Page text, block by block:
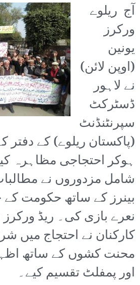
آج ریلوے
ورکرز
یونین
(اوپن لائن)
نے لاہور
ڈسٹرکٹ
سپرنٹنڈنٹ
(پاکستان ریلوے) کے دفتر
ہوکر احتجاجی مظاہرہ
شامل مزدوروں نے
بینرز کے ساتھ حکومت
نعرے بازی کی۔ ریڈ
کارکنان نے احتجاج میں
محنت کشوں کے ساتھ
اور پمفلٹ تقسیم کیے۔